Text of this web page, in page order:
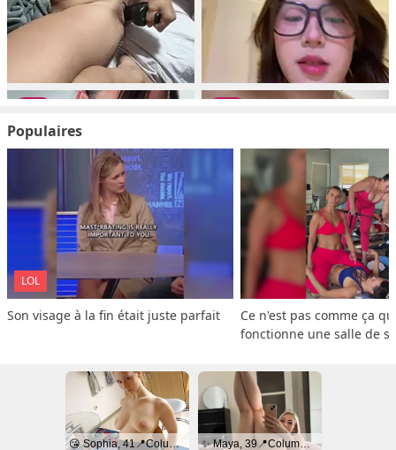
Populaires
LOL
Son visage à la fin était juste parfait
Ce n'est pas comme ça
fonctionne une salle de